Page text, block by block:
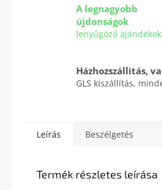
A legnagyobb
újdonságok
lenyűgöző ajándékok
Házhozszállitás,
GLS kiszállítás,
Leírás Beszélgetés
Termék részletes leírása